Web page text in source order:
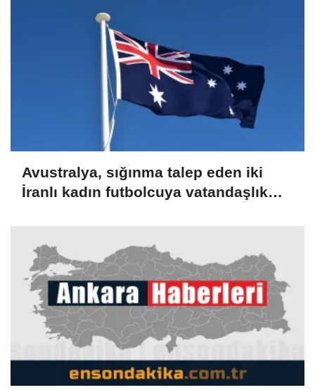
Avustralya, sığınma talep eden iki
İranlı kadın futbolcuya vatandaşlık